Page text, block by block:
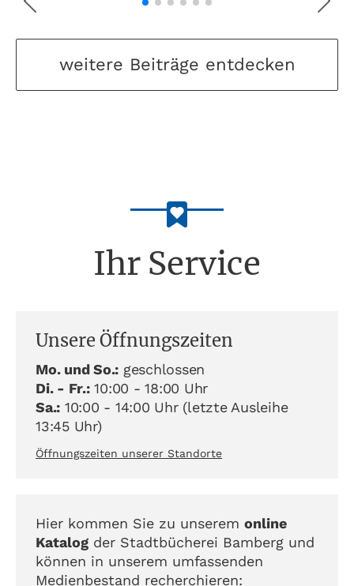
weitere Beiträge entdecken
Ihr Service
Unsere Öffnungszeiten
Mo. und So.: geschlossen
Di. - Fr.:10:00 - 18:00 Uhr
Sa.: 10:00 - 14:00 Uhr (letzte Ausleihe
13:45 Uhr)
Öffnungszeiten unserer Standorte
Hier kommen Sie zu unserem online
Katalog der Stadtbücherei Bamberg und
können in unserem umfassenden
Medienbestand recherchieren: